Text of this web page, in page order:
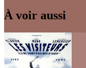
À voir aussi